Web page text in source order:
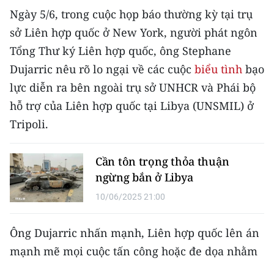
Media Chính trị
Media Kinh tế
Media Văn hóa
Media Xã hội
Media Du lịch
Media Thế giới
Media Giáo dục
Ngày 5/6, trong cuộc họp báo thường kỳ tại trụ
sở Liên hợp quốc ở New York, người phát ngôn
Tổng Thư ký Liên hợp quốc, ông Stephane
Dujarric nêu rõ lo ngại về các cuộc biểu tình bạo
lực diễn ra bên ngoài trụ sở UNHCR và Phái bộ
hỗ trợ của Liên hợp quốc tại Libya (UNSMIL) ở
Tripoli.
Cần tôn trọng thỏa thuận
ngừng bắn ở Libya
10/06/2025 21:00
Ông Dujarric nhấn mạnh, Liên hợp quốc lên án
mạnh mẽ mọi cuộc tấn công hoặc đe dọa nhằm